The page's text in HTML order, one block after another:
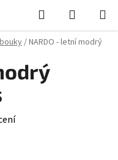
Hledat
KOŠÍK
/NARDO - letní modrý